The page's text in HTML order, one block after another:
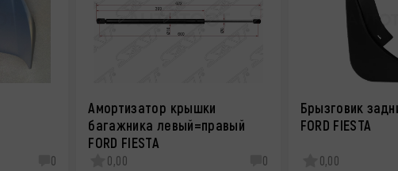
0
Амортизатор крышки
багажника левый=правый
FORD FIESTA
0,00 0
Брызговик
FORD FIESTA
0,00